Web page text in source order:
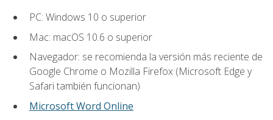
PC: Windows 10 o superior
Mac: macOS 10.6 o superior
Navegador: se recomienda la versión más reciente de
Google Chrome o Mozilla Firefox (Microsoft Edge y
Safari también funcionan)
Microsoft Word Online